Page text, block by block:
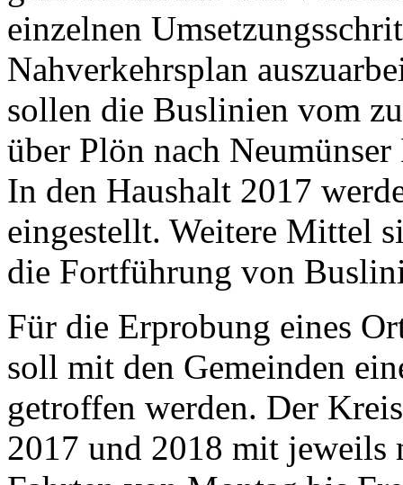
einzelnen
Nahverkehrsplan
sollen die Buslinien vom
über Plön nach
In den Haushalt 2017
eingestellt. Weitere Mittel
die Fortführung von
Für die Erprobung eines
soll mit den Gemeinden
getroffen werden. Der
2017 und 2018 mit